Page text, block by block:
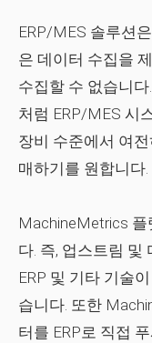
ERP/MES 솔루션
은 데이터 수집을
수집할 수 없습니
처럼 ERP/MES 시
장비 수준에서 여
매하기를 원합니다.
MachineMetrics
다. 즉, 업스트림 및
ERP 및 기타 기술
습니다. 또한
터를 ERP로 직접